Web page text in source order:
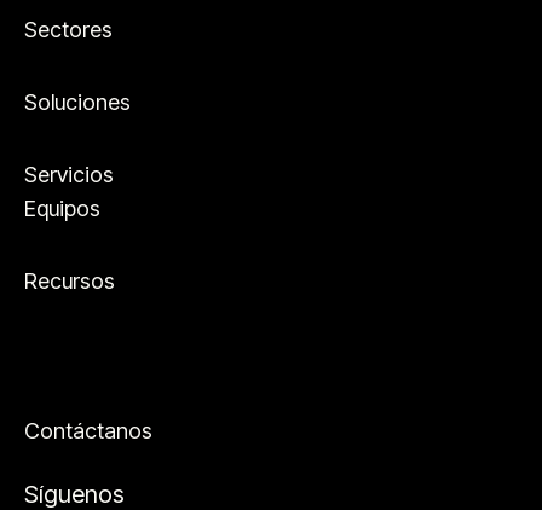
Sectores
Soluciones
Servicios
Equipos
Recursos
Contáctanos
Síguenos